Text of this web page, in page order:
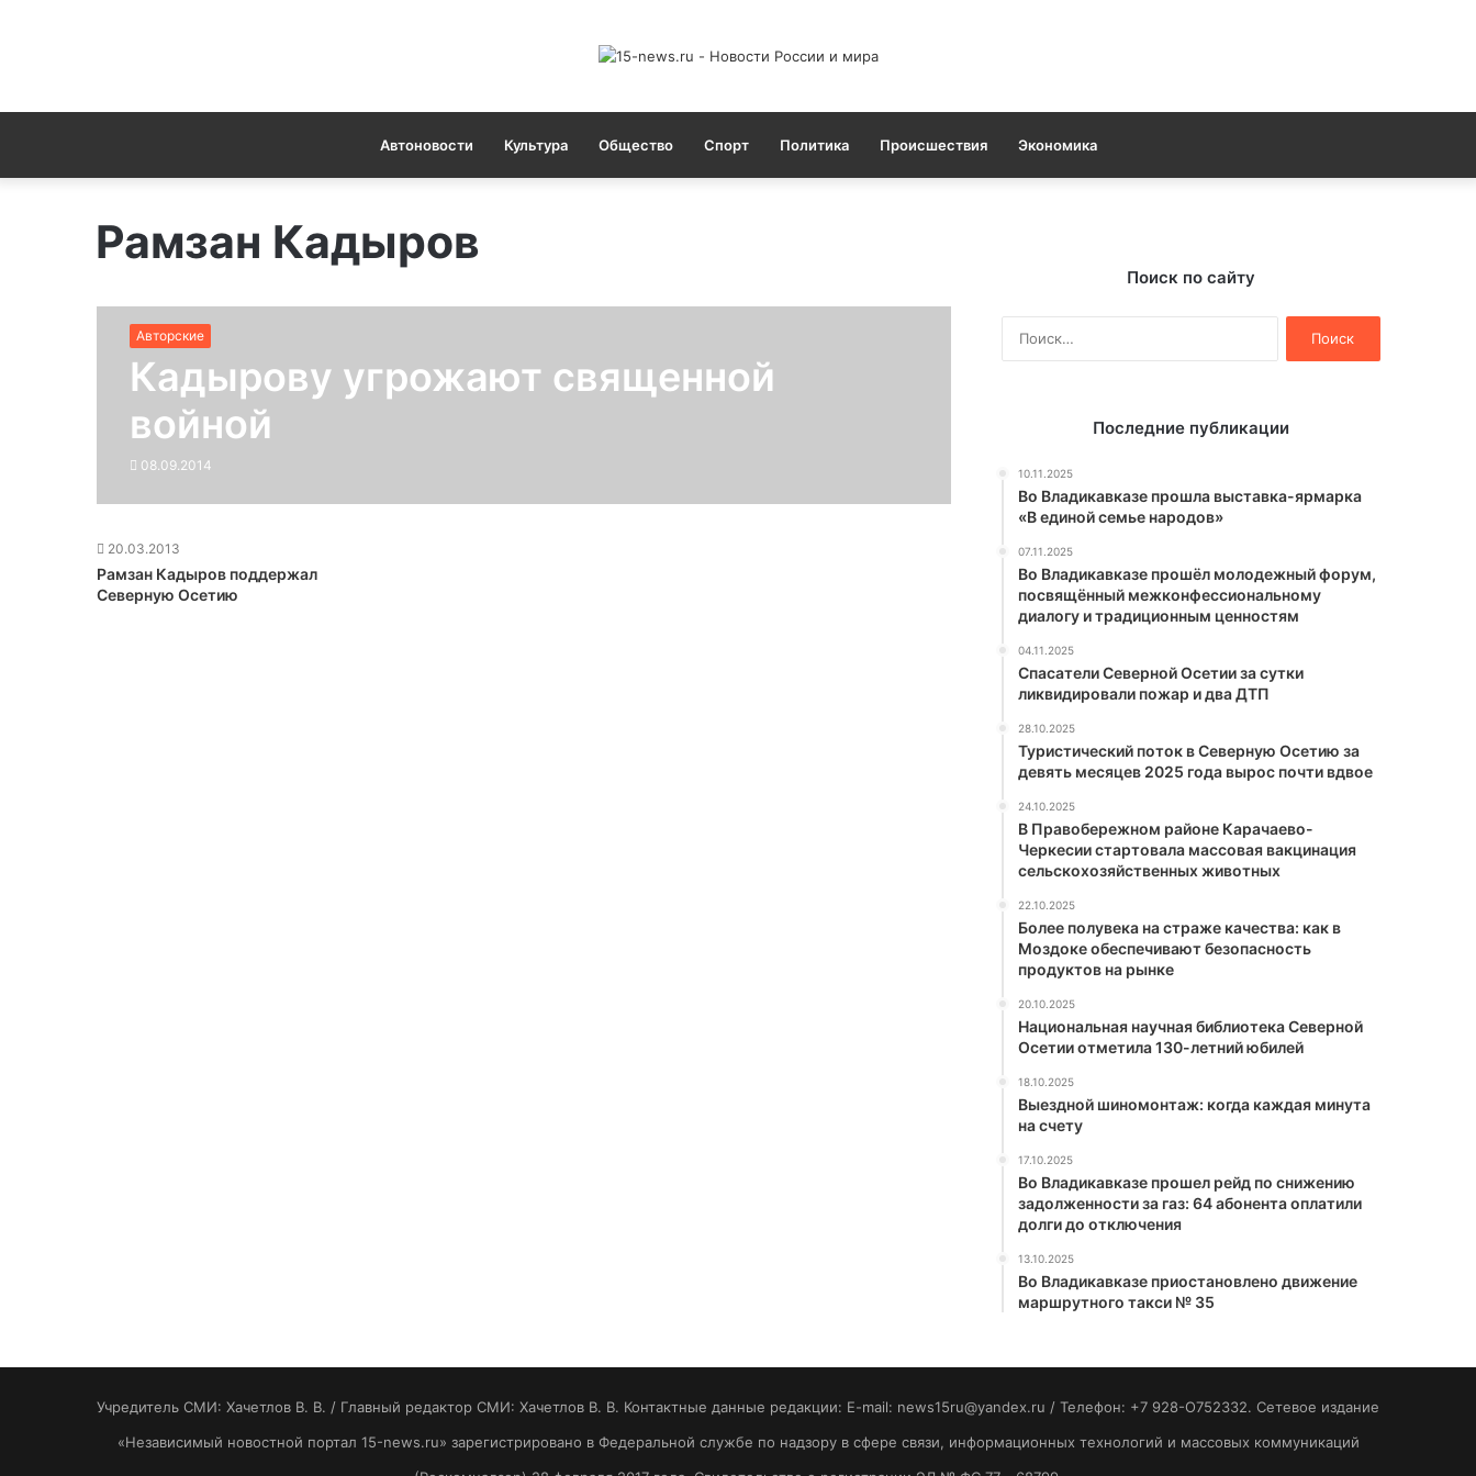
Автоновости Культура Общество Спорт Политика Происшествия Экономика
Рамзан Кадыров
Авторские
Кадырову угрожают священной
войной
08.09.2014
20.03.2013
Рамзан Кадыров поддержал
Северную Осетию
Поиск по сайту
Последние публикации
10.11.2025
Во Владикавказе прошла выставка-ярмарка
«В единой семье народов»
07.11.2025
Во Владикавказе прошёл молодежный форум,
посвящённый межконфессиональному
диалогу и традиционным ценностям
04.11.2025
Спасатели Северной Осетии за сутки
ликвидировали пожар и два ДТП
28.10.2025
Туристический поток в Северную Осетию за
девять месяцев 2025 года вырос почти вдвое
24.10.2025
В Правобережном районе Карачаево-
Черкесии стартовала массовая вакцинация
сельскохозяйственных животных
22.10.2025
Более полувека на страже качества: как в
Моздоке обеспечивают безопасность
продуктов на рынке
20.10.2025
Национальная научная библиотека Северной
Осетии отметила 130-летний юбилей
18.10.2025
Выездной шиномонтаж: когда каждая минута
на счету
17.10.2025
Во Владикавказе прошел рейд по снижению
задолженности за газ: 64 абонента оплатили
долги до отключения
13.10.2025
Во Владикавказе приостановлено движение
маршрутного такси № 35
Учредитель СМИ: Хaчeтлoв B. B. / Главный редактор СМИ: Хaчeтлoв B. B. Контактные данные редакции: E-mail: news15ru@yandex.ru / Телефон: +7 928-O752332. Сетевое издание
«Независимый новостной портал 15-news.ru» зарегистрировано в Федеральной службе по надзору в сфере связи, информационных технологий и массовых коммуникаций